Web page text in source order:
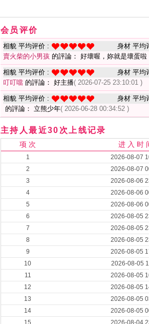
会员评价
相貌 平均评价 : 身材 平均
賣火柴的小男孩 的評論： 好壞喔，妳就是壞蛋啦
相貌 平均评价 : 身材 平均
叮叮噹 的評論： 好主播( 2026-07-25 23:10:01 )
相貌 平均评价 : 身材 平均
的評論： 立熊少年( 2026-06-28 00:34:52 )
主持人最近30次上线记录
项 次 进 入 时
1 2026-08-07
2
2026-08-07
3
2026-08-06
4
2026-08-06
5
2026-08-06
6
2026-08-05
7
2026-08-05
8
2026-08-05
9
2026-08-05
10
2026-08-05
11
2026-08-05
12
2026-08-05
13
2026-08-05
14
2026-08-05
15
2026-08-04